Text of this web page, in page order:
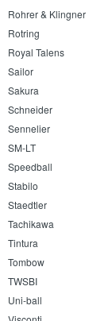
Rohrer & Klingner
Rotring
Royal Talens
Sailor
Sakura
Schneider
Sennelier
SM-LT
Speedball
Stabilo
Staedtler
Tachikawa
Tintura
Tombow
TWSBI
Uni-ball
Uni-ball Lakubo 0.7